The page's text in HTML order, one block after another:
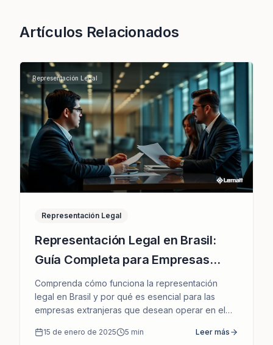
Artículos Relacionados
Representación Legal
Representación Legal
Representación Legal en Brasil:
Guía Completa para Empresas
Extranjeras
Comprenda cómo funciona la representación
legal en Brasil y por qué es esencial para las
empresas extranjeras que desean operar en el
15 de enero de 2025 5 min Leer más